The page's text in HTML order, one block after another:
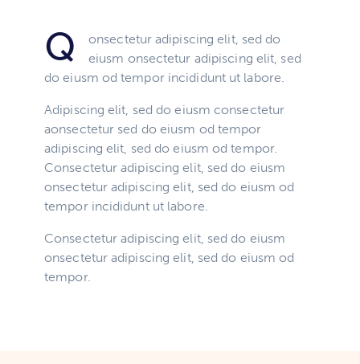
Q
onsectetur adipiscing elit, sed do
eiusm onsectetur adipiscing elit, sed
do eiusm od tempor incididunt ut labore.
Adipiscing elit, sed do eiusm consectetur
aonsectetur sed do eiusm od tempor
adipiscing elit, sed do eiusm od tempor.
Consectetur adipiscing elit, sed do eiusm
onsectetur adipiscing elit, sed do eiusm od
tempor incididunt ut labore.
Consectetur adipiscing elit, sed do eiusm
onsectetur adipiscing elit, sed do eiusm od
tempor.